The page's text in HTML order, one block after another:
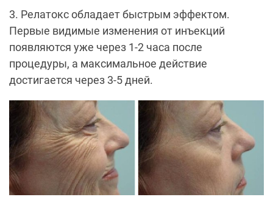
3. Релатокс обладает быстрым эффектом.
Первые видимые изменения от инъекций
появляются уже через 1-2 часа после
процедуры, а максимальное действие
достигается через 3-5 дней.